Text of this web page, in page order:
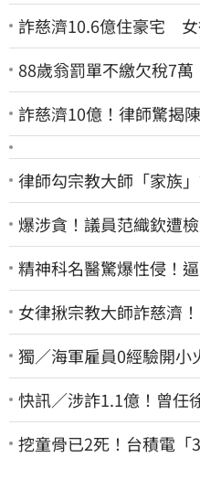
詐慈濟10.6億住豪宅
88歲翁罰單不繳欠稅7
詐慈濟10億！律師驚揭
律師勾宗教大師「家族
爆涉貪！議員范織欽遭
精神科名醫驚爆性侵！
女律揪宗教大師詐慈濟
獨／海軍雇員0經驗開
快訊／涉詐1.1億！曾任
媽也離境 桃檢發通緝
挖童骨已2死！台積電「